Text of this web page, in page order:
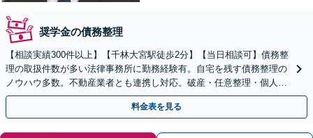
奨学金の債務整理
【相談実績300件以上】【千林大宮駅徒歩2分】【当日相談可】債務整
理の取扱件数が多い法律事務所に勤務経験有。自宅を残す債務整理の
ノウハウ多数。不動産業者とも連携し対応。破産・任意整理・個人再
生なら私にお任せください。法人破産にも対応。
料金表を見る